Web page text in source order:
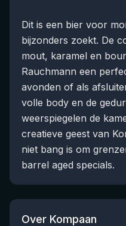
Dit is een bier voor
bijzonders zoekt. De
mout, karamel en
Rauchmann een
avonden of als
volle body en de
weerspiegelen de
creatieve geest van
niet bang is om
barrel aged specials.
Over Kompaan